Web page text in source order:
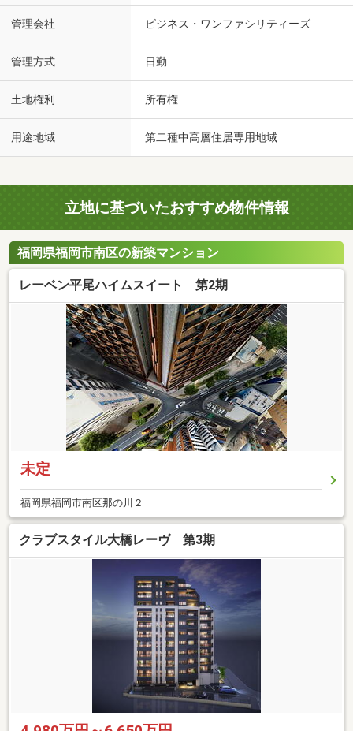
管理会社 ビジネス・ワンファシリティーズ
管理方式 日勤
土地権利 所有権
用途地域 第二種中高層住居専用地域
立地に基づいたおすすめ物件情報
福岡県福岡市南区の新築マンション
レーベン平尾ハイムスイート 第2期
未定
福岡県福岡市南区那の川２
クラブスタイル大橋レーヴ 第3期